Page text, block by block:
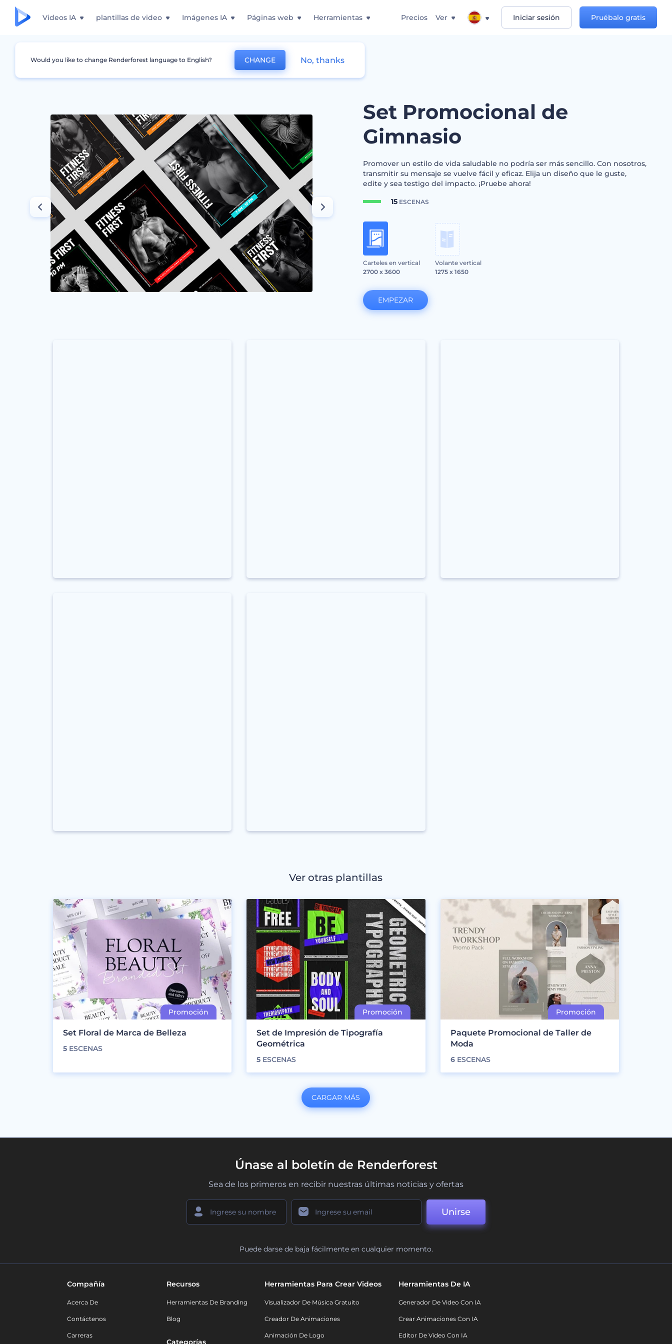
Videos IA plantillas de video Imágenes IA Páginas web Herramientas Precios Ver Iniciar sesión Pruébalo gratis
Gráficos Carteles Set Promocional de Gimnasio
Set Promocional de
Gimnasio
Promover un estilo de vida saludable no podría ser más sencillo. Con nosotros,
transmitir su mensaje se vuelve fácil y eficaz. Elija un diseño que le guste,
edite y sea testigo del impacto. ¡Pruebe ahora!
15ESCENAS
Carteles en vertical
2700 x 3600
Volante vertical
1275 x 1650
EMPEZAR
Ver otras plantillas
Set Floral de Marca de Belleza
5 ESCENAS
Set de Impresión de Tipografía
Geométrica
5 ESCENAS
Paquete Promocional de Taller de
Moda
6ESCENAS
CARGAR MÁS
Únase al boletín de Renderforest
Sea de los primeros en recibir nuestras últimas noticias y ofertas
Unirse
Puede darse de baja fácilmente en cualquier momento.
Compañía
Acerca De
Contáctenos
Carreras
Recursos
Herramientas De Branding
Blog
Categorías
Herramientas Para Crear Videos
Visualizador De Música Gratuito
Creador De Animaciones
Animación De Logo
Herramientas De IA
Generador De Video Con IA
Crear Animaciones Con IA
Editor De Video Con IA
Would you like to change Renderforest language to English? CHANGE No, thanks